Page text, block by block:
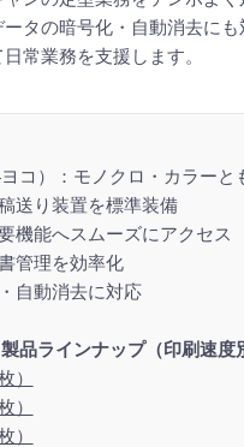
タの暗号化・自動消去に
常業務を支援します。
コ）：モノクロ・カラーと
送り装置を標準装備
機能へスムーズにアクセス
管理を効率化
自動消去に対応
品ラインナップ（印刷速度
）
）
）